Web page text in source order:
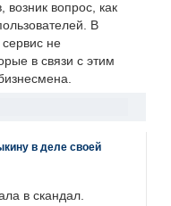
возник вопрос, как
В
не
в связи с этим
в деле своей
в скандал.